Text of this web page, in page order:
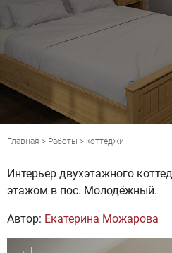
Главная > Работы > коттеджи
Интерьер двухэтажного
этажом в пос. Молодёжный.
Автор: Екатерина Можарова